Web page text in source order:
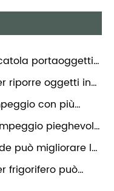
portaoggetti
completa su
riporre oggetti in
con più
all'aperto?
pieghevole
può migliorare la
frigorifero può